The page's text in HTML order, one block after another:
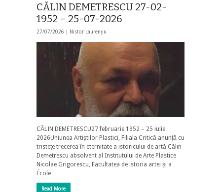
CĂLIN DEMETRESCU 27-02-
1952 – 25-07-2026
27/07/2026 | Nistor Laurențiu
CĂLIN DEMETRESCU27 februarie 1952 – 25 iulie
2026Uniunea Artiștilor Plastici, Filiala Critică anunță cu
tristețe trecerea în eternitate a istoricului de artă Călin
Demetrescu absolvent al Institutului de Arte Plastice
Nicolae Grigorescu, Facultatea de istoria artei și a
École …
Read More